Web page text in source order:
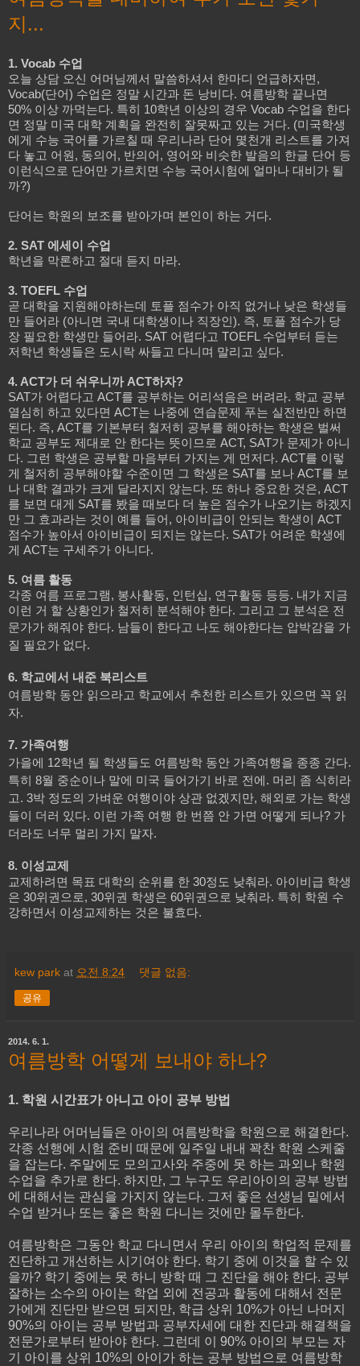
지...
1. Vocab 수업
오늘 상담 오신 어머님께서 말씀하셔서 한마디 언급하자면,
Vocab(단어) 수업은 정말 시간과 돈 낭비다. 여름방학 끝나면
50% 이상 까먹는다. 특히 10학년 이상의 경우 Vocab 수업을 한다
면 정말 미국 대학 계획을 완전히 잘못짜고 있는 거다. (미국학생
에게 수능 국어를 가르칠 때 우리나라 단어 몇천개 리스트를 가져
다 놓고 어원, 동의어, 반의어, 영어와 비슷한 발음의 한글 단어 등
이런식으로 단어만 가르치면 수능 국어시험에 얼마나 대비가 될
까?)
단어는 학원의 보조를 받아가며 본인이 하는 거다.
2. SAT 에세이 수업
학년을 막론하고 절대 듣지 마라.
3. TOEFL 수업
곧 대학을 지원해야하는데 토플 점수가 아직 없거나 낮은 학생들
만 들어라 (아니면 국내 대학생이나 직장인). 즉, 토플 점수가 당
장 필요한 학생만 들어라. SAT 어렵다고 TOEFL 수업부터 듣는
저학년 학생들은 도시락 싸들고 다니며 말리고 싶다.
4. ACT가 더 쉬우니까 ACT하자?
SAT가 어렵다고 ACT를 공부하는 어리석음은 버려라. 학교 공부
열심히 하고 있다면 ACT는 나중에 연습문제 푸는 실전반만 하면
된다. 즉, ACT를 기본부터 철저히 공부를 해야하는 학생은 벌써
학교 공부도 제대로 안 한다는 뜻이므로 ACT, SAT가 문제가 아니
다. 그런 학생은 공부할 마음부터 가지는 게 먼저다. ACT를 이렇
게 철저히 공부해야할 수준이면 그 학생은 SAT를 보나 ACT를 보
나 대학 결과가 크게 달라지지 않는다. 또 하나 중요한 것은, ACT
를 보면 대게 SAT를 봤을 때보다 더 높은 점수가 나오기는 하겠지
만 그 효과라는 것이 예를 들어, 아이비급이 안되는 학생이 ACT
점수가 높아서 아이비급이 되지는 않는다. SAT가 어려운 학생에
게 ACT는 구세주가 아니다.
5. 여름 활동
각종 여름 프로그램, 봉사활동, 인턴십, 연구활동 등등. 내가 지금
이런 거 할 상황인가 철저히 분석해야 한다. 그리고 그 분석은 전
문가가 해줘야 한다. 남들이 한다고 나도 해야한다는 압박감을 가
질 필요가 없다.
6. 학교에서 내준 북리스트
여름방학 동안 읽으라고 학교에서 추천한 리스트가 있으면 꼭 읽
자.
7. 가족여행
가을에 12학년 될 학생들도 여름방학 동안 가족여행을 종종 간다.
특히 8월 중순이나 말에 미국 들어가기 바로 전에. 머리 좀 식히라
고. 3박 정도의 가벼운 여행이야 상관 없겠지만, 해외로 가는 학생
들이 더러 있다. 이런 가족 여행 한 번쯤 안 가면 어떻게 되나? 가
더라도 너무 멀리 가지 말자.
8. 이성교제
교제하려면 목표 대학의 순위를 한 30정도 낮춰라. 아이비급 학생
은 30위권으로, 30위권 학생은 60위권으로 낮춰라. 특히 학원 수
강하면서 이성교제하는 것은 불효다.
kew park at 오전 8:24 댓글 없음:
공유
2014. 6. 1.
여름방학 어떻게 보내야 하나?
1. 학원 시간표가 아니고 아이 공부 방법
우리나라 어머님들은 아이의 여름방학을 학원으로 해결한다.
각종 선행에 시험 준비 때문에 일주일 내내 꽉찬 학원 스케줄
을 잡는다. 주말에도 모의고사와 주중에 못 하는 과외나 학원
수업을 추가로 한다. 하지만, 그 누구도 우리아이의 공부 방법
에 대해서는 관심을 가지지 않는다. 그저 좋은 선생님 밑에서
수업 받거나 또는 좋은 학원 다니는 것에만 몰두한다.
여름방학은 그동안 학교 다니면서 우리 아이의 학업적 문제를
진단하고 개선하는 시기여야 한다. 학기 중에 이것을 할 수 있
을까? 학기 중에는 못 하니 방학 때 그 진단을 해야 한다. 공부
잘하는 소수의 아이는 학업 외에 전공과 활동에 대해서 전문
가에게 진단만 받으면 되지만, 학급 상위 10%가 아닌 나머지
90%의 아이는 공부 방법과 공부자세에 대한 진단과 해결책을
전문가로부터 받아야 한다. 그런데 이 90% 아이의 부모는 자
기 아이를 상위 10%의 아이가 하는 공부 방법으로 여름방학